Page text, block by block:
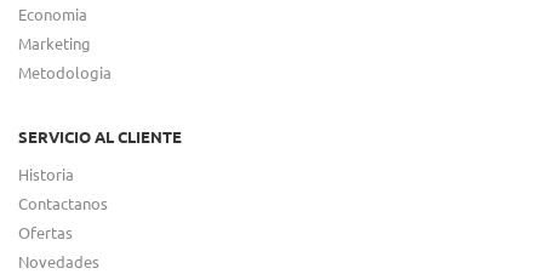
Economia
Marketing
Metodologia
SERVICIO AL CLIENTE
Historia
Contactanos
Ofertas
Novedades